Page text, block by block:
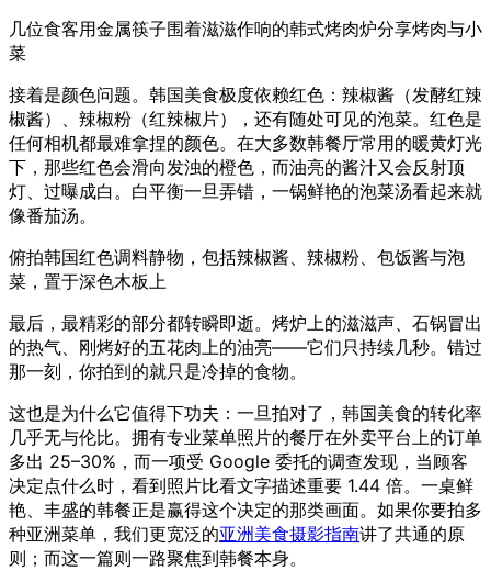
几位食客用金属筷子围着滋滋作响的韩式烤肉炉分享烤肉与小
菜
接着是颜色问题。韩国美食极度依赖红色：辣椒酱（发酵红辣
椒酱）、辣椒粉（红辣椒片），还有随处可见的泡菜。红色是
任何相机都最难拿捏的颜色。在大多数韩餐厅常用的暖黄灯光
下，那些红色会滑向发浊的橙色，而油亮的酱汁又会反射顶
灯、过曝成白。白平衡一旦弄错，一锅鲜艳的泡菜汤看起来就
像番茄汤。
俯拍韩国红色调料静物，包括辣椒酱、辣椒粉、包饭酱与泡
菜，置于深色木板上
最后，最精彩的部分都转瞬即逝。烤炉上的滋滋声、石锅冒出
的热气、刚烤好的五花肉上的油亮——它们只持续几秒。错过
那一刻，你拍到的就只是冷掉的食物。
这也是为什么它值得下功夫：一旦拍对了，韩国美食的转化率
几乎无与伦比。拥有专业菜单照片的餐厅在外卖平台上的订单
多出 25–30%，而一项受 Google 委托的调查发现，当顾客
决定点什么时，看到照片比看文字描述重要 1.44 倍。一桌鲜
艳、丰盛的韩餐正是赢得这个决定的那类画面。如果你要拍多
种亚洲菜单，我们更宽泛的亚洲美食摄影指南讲了共通的原
则；而这一篇则一路聚焦到韩餐本身。